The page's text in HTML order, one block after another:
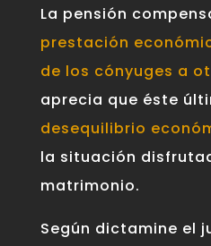
La pensión
prestación
de los cónyuges a
aprecia que éste
desequilibrio
la situación
matrimonio.
Según dictamine el